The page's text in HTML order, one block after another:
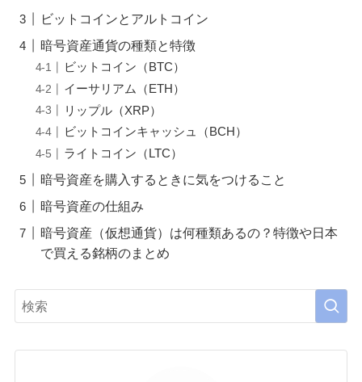
ビットコインとアルトコイン
暗号資産通貨の種類と特徴
ビットコイン（BTC）
イーサリアム（ETH）
リップル（XRP）
ビットコインキャッシュ（BCH）
ライトコイン（LTC）
暗号資産を購入するときに気をつけること
暗号資産の仕組み
暗号資産（仮想通貨）は何種類あるの？特徴や日本
で買える銘柄のまとめ